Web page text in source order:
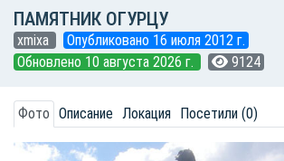
ПАМЯТНИК ОГУРЦУ
xmixa
Опубликовано 16 июля 2012 г.
Обновлено 10 августа 2026 г.
9124
Фото Описание Локация Посетили (0)